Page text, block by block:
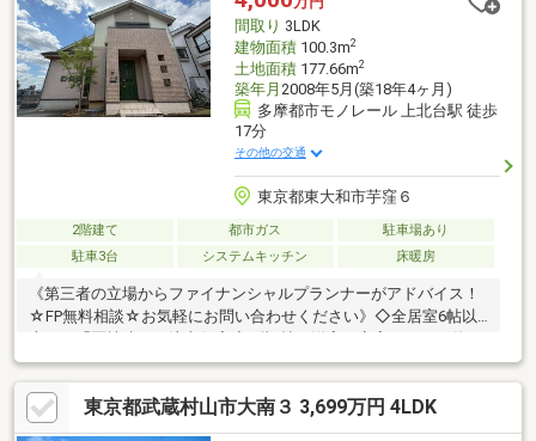
を踏まえた資金計画のご提案から税控除申告まで幅広くサポート
いたします！】
間取り 3LDK
建物面積100.3m2
土地面積177.66m2
築年月 2008年5月(築18年4ヶ月)
多摩都市モノレール 上北台駅 徒歩
17分
その他の交通
東京都東大和市芋窪６
2階建て 都市ガス
駐車場あり
駐車3台
システムキッチン 床暖房
《第三者の立場からファイナンシャルプランナーがアドバイス！
☆FP無料相談☆お気軽にお問い合わせください》◇全居室6帖以
え、1階で完結できる間取りは「終の棲家」としても。◇朝の日
当たりや通風良好な開放感ある北東角地◇カースペースは3台分
あり、自転車・バイクや急な来客にも対応できます◇大型ウォー
クインクローゼットなど各部屋に収納あり♪◇リビング横の洋室
東京都武蔵村山市大南３ 3,699万円 4LDK